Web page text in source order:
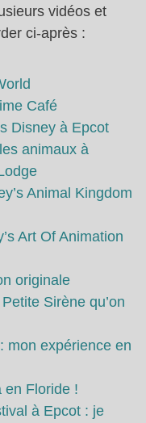
vidéos et
ci-après :
Café
Disney à Epcot
animaux à
Animal Kingdom
Art Of Animation
originale
Sirène qu’on
mon expérience en
en Floride !
à Epcot : je